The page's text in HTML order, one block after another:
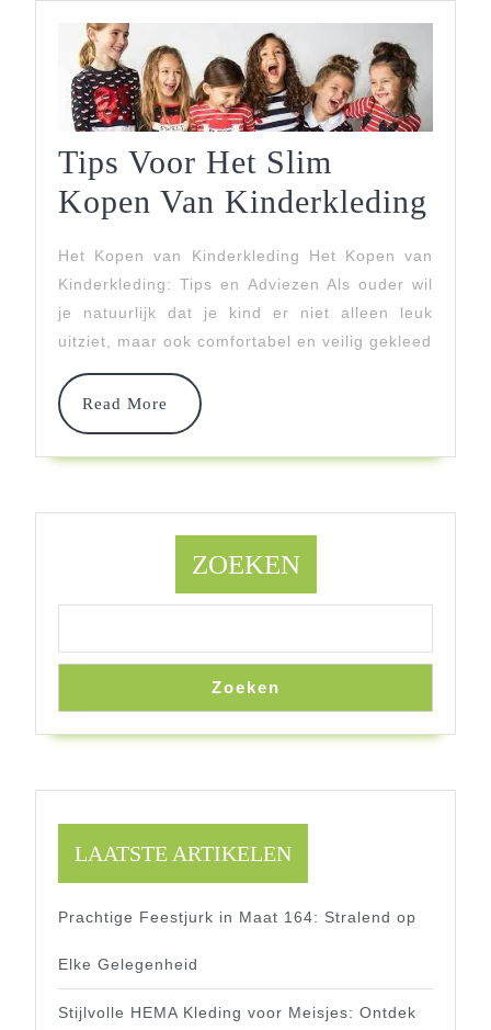
Tips Voor Het Slim
Kopen Van Kinderkleding
Het
Slim
Het Kopen van Kinderkleding Het Kopen van
Kinderkleding: Tips en Adviezen Als ouder wil
je natuurlijk dat je kind er niet alleen leuk
uitziet, maar ook comfortabel en veilig gekleed
Read More
Read
More
ZOEKEN
Zoeken
LAATSTE ARTIKELEN
Prachtige Feestjurk in Maat 164: Stralend op
Elke Gelegenheid
Stijlvolle HEMA Kleding voor Meisjes: Ontdek